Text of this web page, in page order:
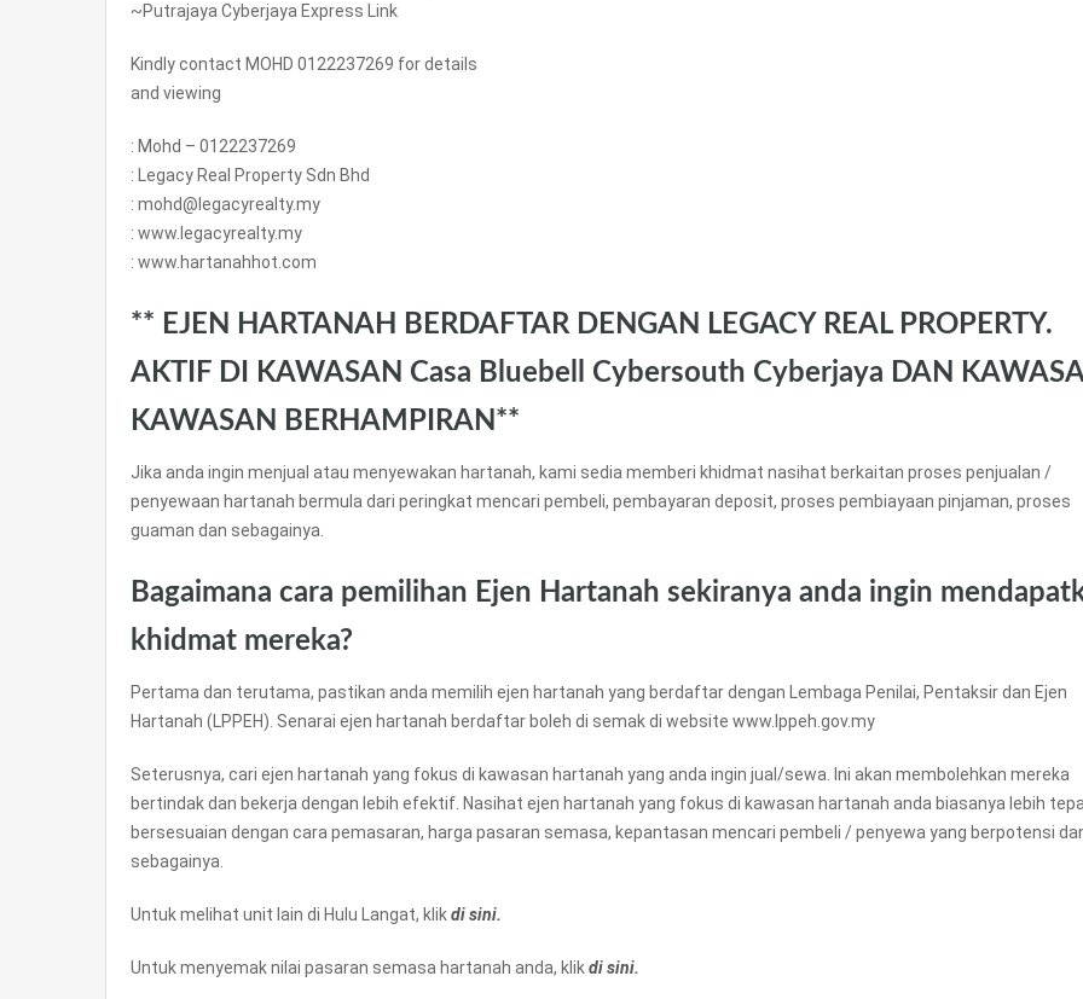
~Putrajaya Cyberjaya Express Link
Kindly contact MOHD 0122237269 for details
and viewing
: Mohd – 0122237269
: Legacy Real Property Sdn Bhd
: mohd@legacyrealty.my
: www.legacyrealty.my
: www.hartanahhot.com
** EJEN HARTANAH BERDAFTAR DENGAN LEGACY REAL PROPERTY.
AKTIF DI KAWASAN Casa Bluebell Cybersouth Cyberjaya DAN
KAWASAN BERHAMPIRAN**
Jika anda ingin menjual atau menyewakan hartanah, kami sedia memberi khidmat nasihat berkaitan proses penjualan /
penyewaan hartanah bermula dari peringkat mencari pembeli, pembayaran deposit, proses pembiayaan pinjaman, proses
guaman dan sebagainya.
Bagaimana cara pemilihan Ejen Hartanah sekiranya anda ingin
khidmat mereka?
Pertama dan terutama, pastikan anda memilih ejen hartanah yang berdaftar dengan Lembaga Penilai, Pentaksir dan Ejen
Hartanah (LPPEH). Senarai ejen hartanah berdaftar boleh di semak di website www.lppeh.gov.my
Seterusnya, cari ejen hartanah yang fokus di kawasan hartanah yang anda ingin jual/sewa. Ini akan membolehkan mereka
bertindak dan bekerja dengan lebih efektif. Nasihat ejen hartanah yang fokus di kawasan hartanah anda biasanya lebih
bersesuaian dengan cara pemasaran, harga pasaran semasa, kepantasan mencari pembeli / penyewa yang berpotensi
sebagainya.
Untuk melihat unit lain di Hulu Langat, klikdi sini.
Untuk menyemak nilai pasaran semasa hartanah anda, klikdi sini.